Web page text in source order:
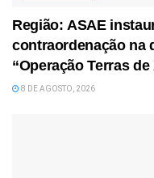
Região: ASAE
contraordenação na
“Operação Terras de
8 DE AGOSTO, 2026